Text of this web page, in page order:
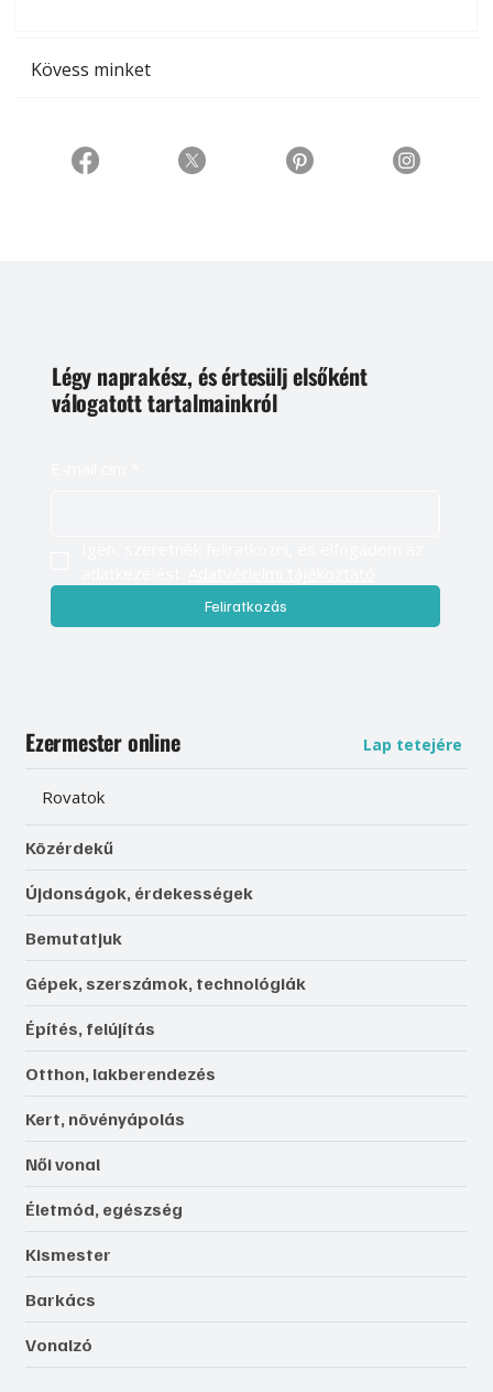
Kövess minket
Légy naprakész, és értesülj elsőként
válogatott tartalmainkról
Feliratkozás
Ezermester online Lap tetejére
Rovatok
Közérdekű
Újdonságok, érdekességek
Bemutatjuk
Gépek, szerszámok, technológiák
Építés, felújítás
Otthon, lakberendezés
Kert, növényápolás
Női vonal
Életmód, egészség
Kismester
Barkács
Vonalzó